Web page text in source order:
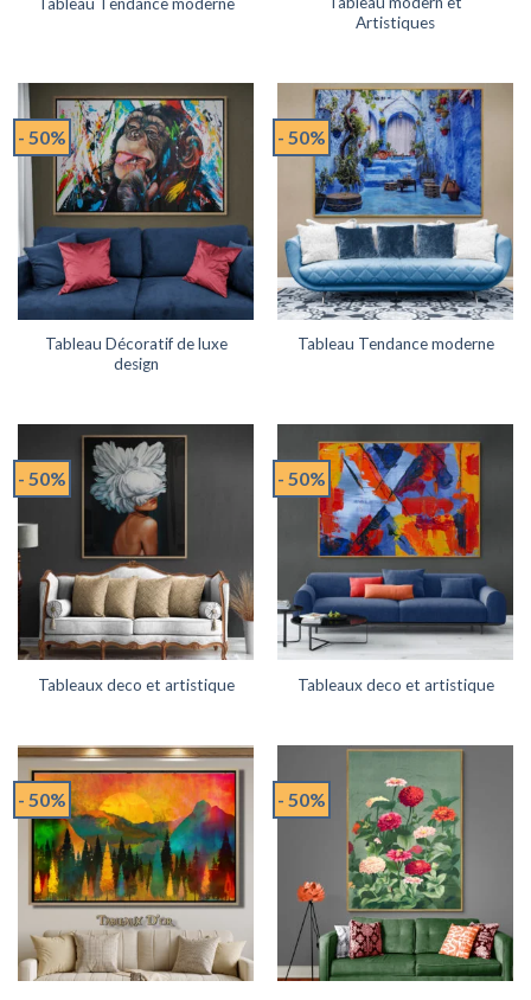
Artistiques
- 50%
Tableau Décoratif de luxe
design
- 50%
Tableau Tendance moderne
- 50%
Tableaux deco et artistique
- 50%
Tableaux deco et artistique
- 50% - 50%